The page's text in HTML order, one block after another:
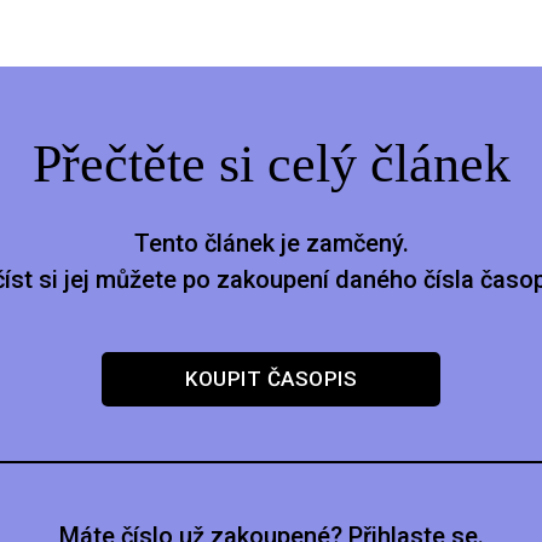
Přečtěte si celý článek
Tento článek je zamčený.
si jej můžete po zakoupení daného čísla
KOUPIT ČASOPIS
Máte číslo už zakoupené? Přihlaste se.